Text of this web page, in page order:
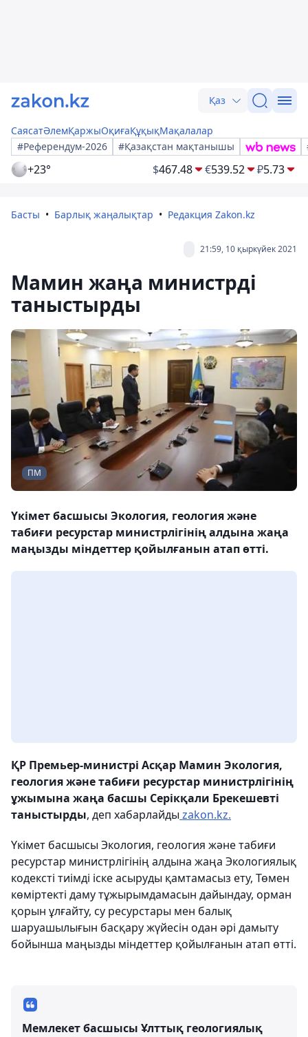
Қаз
СаясатӘлемҚаржыОқиғаҚұқықМақалалар
#Референдум-2026
#Қазақстан мақтанышы
+23° $467.48 €539.52 ₽5.73
Басты Барлық жаңалықтар Редакция Zakon.kz
21:59, 10 қыркүйек 2021
Мамин жаңа министрді
таныстырды
ПМ
Үкімет басшысы Экология, геология және
табиғи ресурстар министрлігінің алдына жаңа
маңызды міндеттер қойылғанын атап өтті.
ҚР Премьер-министрі Асқар Мамин Экология,
геология және табиғи ресурстар министрлігінің
ұжымына жаңа басшы Серікқали Брекешевті
таныстырды, деп хабарлайды zakon.kz.
Үкімет басшысы Экология, геология және табиғи
ресурстар министрлігінің алдына жаңа Экологиялық
кодексті тиімді іске асыруды қамтамасыз ету, Төмен
көміртекті даму тұжырымдамасын дайындау, орман
қорын ұлғайту, су ресурстары мен балық
шаруашылығын басқару жүйесін одан әрі дамыту
бойынша маңызды міндеттер қойылғанын атап өтті.
Мемлекет басшысы Ұлттық геологиялық